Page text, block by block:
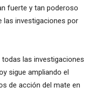
fuerte y tan poderoso
las investigaciones por
las investigaciones
sigue ampliando el
de acción del mate en